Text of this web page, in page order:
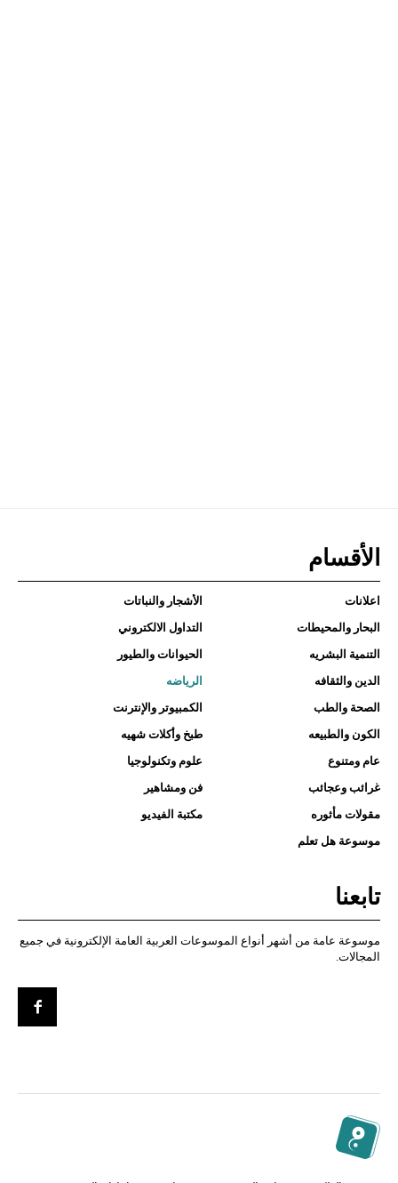
تابعنا
موسوعة عامة من أشهر أنواع الموسوعات العربية العامة الإلكترونية في جميع
المجالات.
الأقسام
اعلانات
الأشجار والنباتات
البحار والمحيطات
التداول الالكتروني
التنمية البشريه
الحيوانات والطيور
الدين والثقافه
الرياضه
الصحة والطب
الكمبيوتر والإنترنت
الكون والطبيعه
طبخ وأكلات شهيه
عام ومتنوع
علوم وتكنولوجيا
غرائب وعجائب
فن ومشاهير
مقولات مأثوره
مكتبة الفيديو
موسوعة هل تعلم